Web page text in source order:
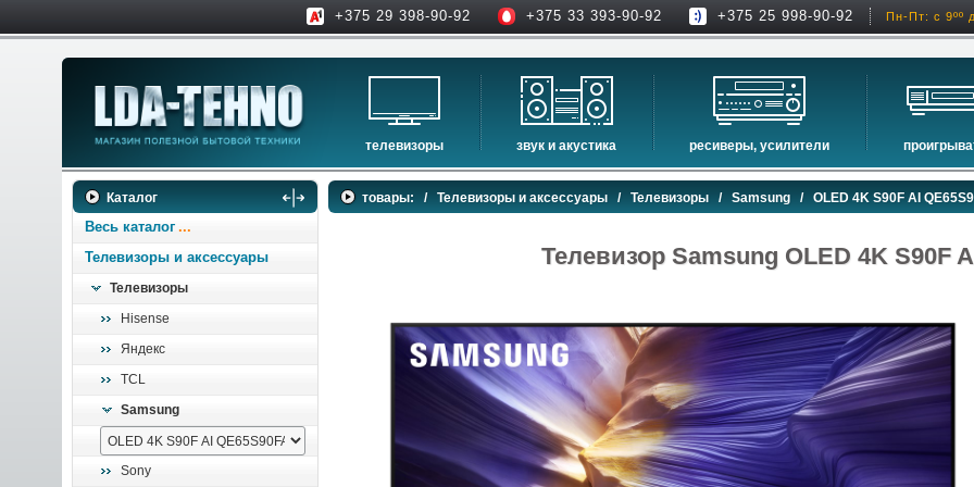
+375 29 398-90-92 +375 33 393-90-92 +375 25 998-90-92 Пн-Пт: с 9ºº
телевизоры
телевизоры
аксессуары для тв
звук и акустика
hi-fi акустика
музыкальные центры
комплекты акустики
стойки для акустики
звуковые проекторы
звуковые панели
шумоизоляция
ресиверы, усилители
проекторы
экраны для проекторов
av-ресиверы
усилители
преобразователи, накопители и др.
сетевые
Каталог
Весь каталог
Телевизоры и аксессуары
Телевизоры
Hisense
Яндекс
TCL
Samsung
Sony
товары: / Телевизоры и аксессуары / Телевизоры / Samsung / OLED 4K S90F AI
Телевизор Samsung OLED 4K S90F